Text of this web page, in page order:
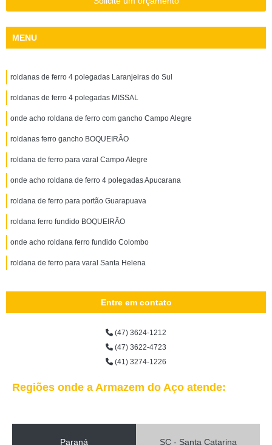
MENU
roldanas de ferro 4 polegadas Laranjeiras do Sul
roldanas de ferro 4 polegadas MISSAL
onde acho roldana de ferro com gancho Campo Alegre
roldanas ferro gancho BOQUEIRÃO
roldana de ferro para varal Campo Alegre
onde acho roldana de ferro 4 polegadas Apucarana
roldana de ferro para portão Guarapuava
roldana ferro fundido BOQUEIRÃO
onde acho roldana ferro fundido Colombo
roldana de ferro para varal Santa Helena
Entre em contato
(47) 3624-1212
(47) 3622-4723
(41) 3274-1226
Regiões onde a Armazem do Aço atende:
Paraná SC - Santa Catarina